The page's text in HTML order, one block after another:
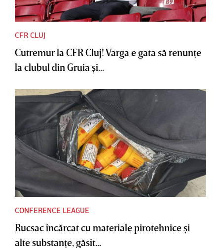
CFR CLUJ
Cutremur la CFR Cluj! Varga e gata să renunţe
la clubul din Gruia şi...
CONFERENCE LEAGUE
Rucsac încărcat cu materiale pirotehnice şi
alte substanţe, găsit...